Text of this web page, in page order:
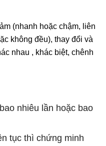
(nhanh hoặc chậm, liên
không đều), thay đổi và
nhau , khác biệt, chênh
nhiêu lần hoặc bao
tục thì chứng minh